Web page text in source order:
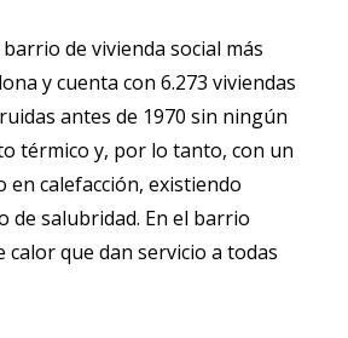
de vivienda social más
y cuenta con 6.273 viviendas
antes de 1970 sin ningún
térmico y, por lo tanto, con un
en calefacción, existiendo
de salubridad. En el barrio
calor que dan servicio a todas